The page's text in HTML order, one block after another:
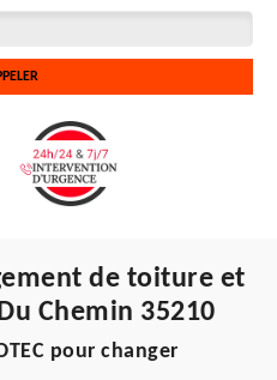
de toiture et
Chemin 35210
pour changer